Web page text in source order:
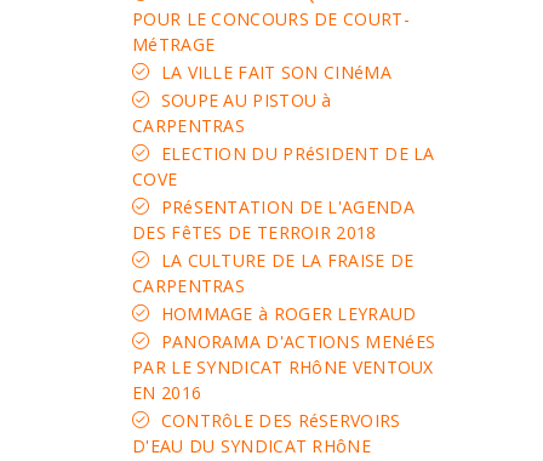
POUR LE CONCOURS DE COURT-
MéTRAGE
LA VILLE FAIT SON CINéMA
SOUPE AU PISTOU à
CARPENTRAS
ELECTION DU PRéSIDENT DE LA
COVE
PRéSENTATION DE L'AGENDA
DES FêTES DE TERROIR 2018
LA CULTURE DE LA FRAISE DE
CARPENTRAS
HOMMAGE à ROGER LEYRAUD
PANORAMA D'ACTIONS MENéES
PAR LE SYNDICAT RHôNE VENTOUX
EN 2016
CONTRôLE DES RéSERVOIRS
D'EAU DU SYNDICAT RHôNE